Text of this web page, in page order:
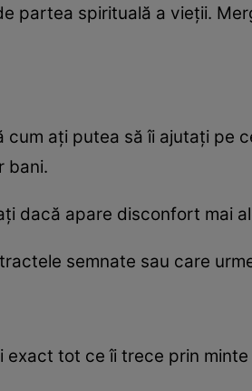
partea spirituală a vieții.
ați putea să îi ajutați pe
bani.
dacă apare disconfort mai
semnate sau care
exact tot ce îi trece prin